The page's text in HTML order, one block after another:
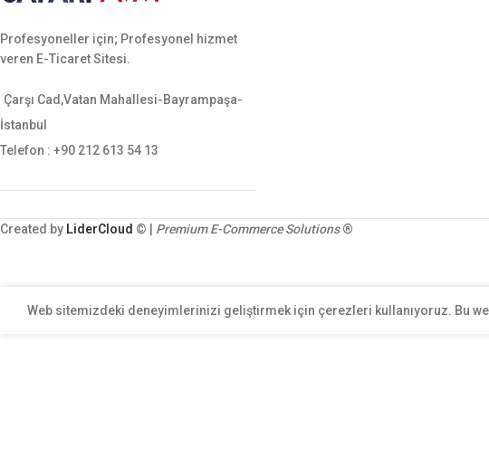
Profesyoneller için; Profesyonel hizmet
veren E-Ticaret Sitesi.
Çarşı Cad,Vatan Mahallesi-Bayrampaşa-
İstanbul
Telefon : +90 212 613 54 13
Created by LiderCloud © | Premium E-Commerce Solutions®
Web sitemizdeki deneyimlerinizi geliştirmek için çerezleri kullanıyoruz. Bu